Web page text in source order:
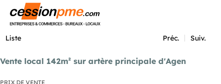
Liste Préc. Suiv.
Vente local 142m² sur artère principale d'Agen
PRIX DE VENTE